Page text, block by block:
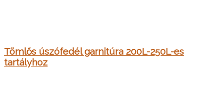
Tömlős úszófedél garnitúra 200L-250L-es
tartályhoz